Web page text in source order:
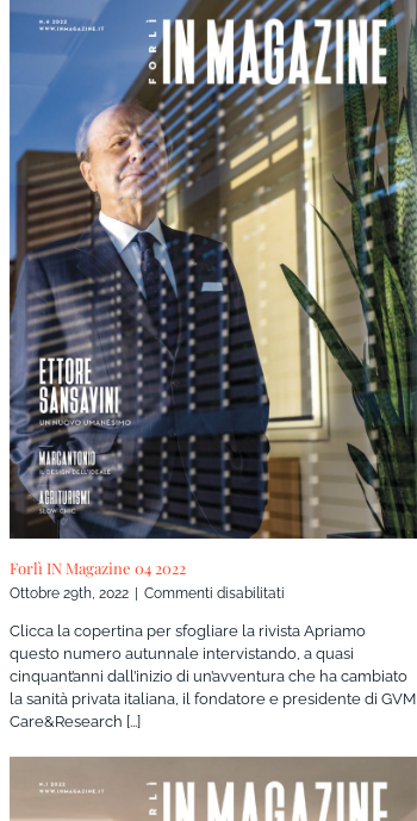
Forlì IN Magazine 04 2022
Ottobre 29th, 2022 | Commenti disabilitatisu
IN
Magazine
04
2022
Clicca la copertina per sfogliare la rivista Apriamo
questo numero autunnale intervistando, a quasi
cinquant’anni dall’inizio di un’avventura che ha cambiato
la sanità privata italiana, il fondatore e presidente di GVM
Care&Research [...]